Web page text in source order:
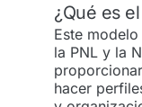
¿Qué es
Este
la PNL y la
hacer